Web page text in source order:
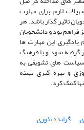
لازم برای مهارت
تاثیر گذار باشد. هر
فراهم بود و دانشجویان
این مهارت ها
گرفته شود و با فرهنگ
های تشویقی به
و بهره گیری بهینه
کمک کرد.
گراندد تئوری